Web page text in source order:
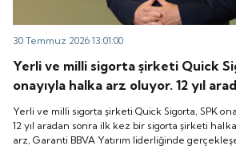
30 Temmuz 2026 13:01:00
Yerli ve milli sigorta şirketi Quick
onayıyla halka arz oluyor. 12 yıl
bir sigorta şirketi halka açılmış
Garanti BBVA Yatırım liderliğinde
29-30-31 Temmuz 2026
Yerli ve milli sigorta şirketi Quick Sigorta, SPK
12 yıl aradan sonra ilk kez bir sigorta şirketi halka
arz, Garanti BBVA Yatırım liderliğinde